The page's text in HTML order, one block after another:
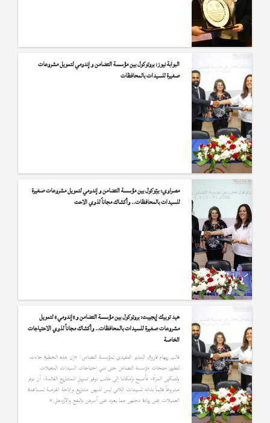
اليوم السابع: الرقابة المالية تعلن فوز الأستاذة ريهام فاروق بجائزة أكثر السيدات تأثيراً في قطاع التمويل الأصغر
story/2021/2/23/%D8%A7%D9%84%D8%B1%D9%82%D8%A7%D8%A8%D8%A9-
%D8%A7%D9%84%D9%85%D8%A7%D9%84%D9%8A%D8%A9-
7-%D8%B4%D8%AE%D8%B5%D9%8A%D8%A7%D8%AA-
%D9%86%D8%B3%D8%A7%D8%A6%D9%8A%D8%A9-
%D9%81%D8%A7%D8%A6%D8%B2%D8%A9-
%D8%A8%D8%AC%D8%A7%D8%A6%D8%B2%D8%A9-
%D8%A7%D9%84%D9%87%D9%8A%D8%A6%D8%A9-
%D9%84%D9%84%D8%AA%D9%85%D9%8A%D8%B2/5219359
البوابة نيوز: بروتوكول بين مؤسسة التضامن وإندومي لتمويل مشروعات
صغيرة للسيدات بالمحافظات
مصراوي: برتوكول بين مؤسسة التضامن وإندومي لتمويل مشروعات صغيرة
للسيدات بالمحافظات.. وأكشاك مجاناً لذوي الاحت
هيد توبيك إيجيبت: بروتوكول بين مؤسسة التضامن و«إندومي» لتمويل
مشروعات صغيرة للسيدات بالمحافظات.. وأكشاك مجاناً لذوي الاحتياجات
الخاصة
قالت ريهام فاروق المدير التنفيذي لمؤسسة التضامن: «إن هذه الخطوة جاءت
لتطوير منتجات مؤسسة التضامن حتى نلبي احتياجات السيدات المعيلات
ولتمكين المرأة، فأصبح بإمكاننا إلى جانب توفير تمويل للمشاريع القائمة، أن نوفر
مشروعاً قائماً بذاته للسيدات اللاتي ليس لديهن مشاريع وإتاحة الفرصة لمساعدة
العميلات على زيادة دخلهن مما يعود على أسرهن بالنفع والازدهار.»